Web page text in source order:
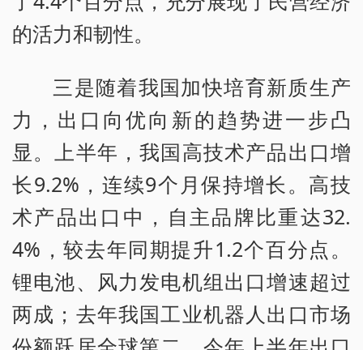
的活力和韧性。
三是随着我国加快培育新质生产
力，出口向优向新的趋势进一步凸
显。上半年，我国高技术产品出口增
长9.2%，连续9个月保持增长。高技
术产品出口中，自主品牌比重达32.
4%，较去年同期提升1.2个百分点。
锂电池、风力发电机组出口增速超过
两成；去年我国工业机器人出口市场